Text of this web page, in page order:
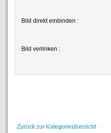
Bild direkt einbinden :
Bild verlinken :
Zurück zur Kategorieübersicht